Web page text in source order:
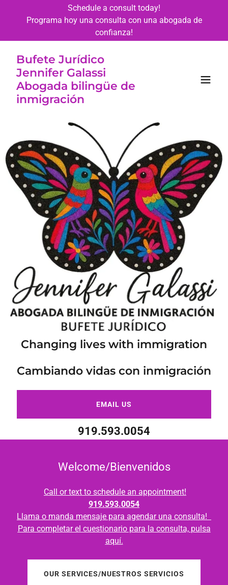
Schedule a consult today!
Programa hoy una consulta con una abogada de
confianza!
Bufete Jurídico
Jennifer Galassi
Abogada bilingüe de
inmigración
Changing lives with immigration
Cambiando vidas con inmigración
EMAIL US
919.593.0054
Welcome/Bienvenidos
Call or text to schedule an appointment!
919.593.0054
Llama o manda mensaje para agendar una consulta!
Para completar el cuestionario para la consulta, pulsa
aquí.
OUR SERVICES/NUESTROS SERVICIOS